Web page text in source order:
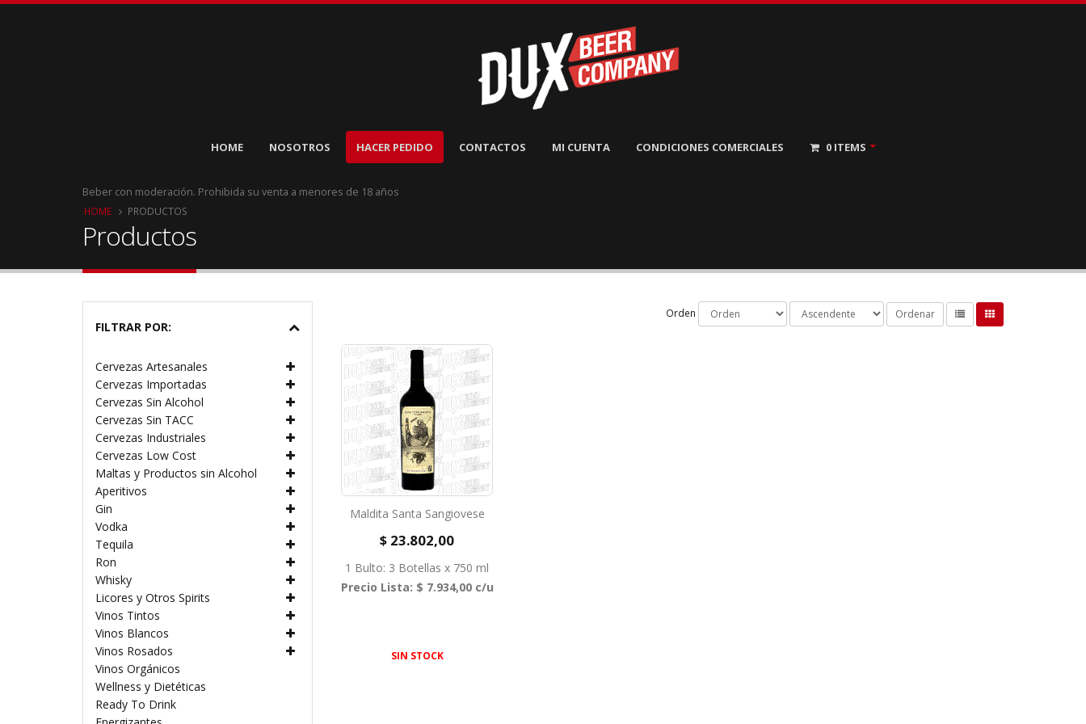
HOME NOSOTROS HACER PEDIDO CONTACTOS MI CUENTA CONDICIONES COMERCIALES 0ITEMS
Beber con moderación. Prohibida su venta a menores de 18 años
HOME PRODUCTOS
Productos
FILTRAR POR:
Cervezas Artesanales
Cervezas Importadas
Cervezas Sin Alcohol
Cervezas Sin TACC
Cervezas Industriales
Cervezas Low Cost
Maltas y Productos sin Alcohol
Aperitivos
Gin
Vodka
Tequila
Ron
Whisky
Licores y Otros Spirits
Vinos Tintos
Vinos Blancos
Vinos Rosados
Vinos Orgánicos
Wellness y Dietéticas
Ready To Drink
Orden Ordenar
Maldita Santa Sangiovese
$ 23.802,00
1 Bulto: 3 Botellas x 750 ml
Precio Lista: $ 7.934,00 c/u
SIN STOCK